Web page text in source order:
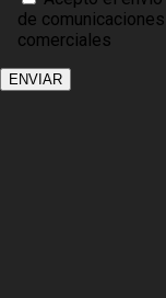
de comunicaciones
comerciales